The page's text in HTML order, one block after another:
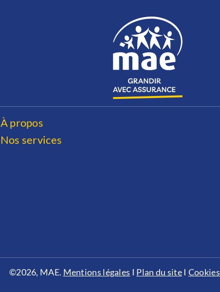
À propos
Nos services
©2026, MAE. Mentions légales I Plan du siteI Cookies